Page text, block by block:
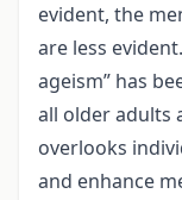
evident, the
are less
ageism” has
all older adults
overlooks
and enhance